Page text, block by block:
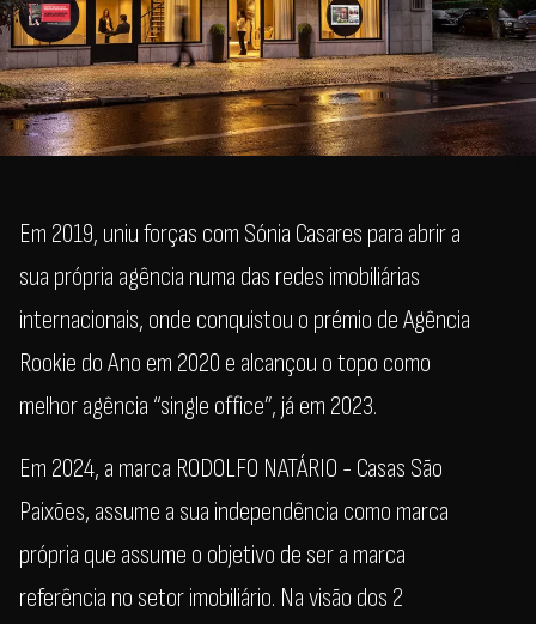
Em 2019, uniu forças com Sónia Casares para abrir a
sua própria agência numa das redes imobiliárias
internacionais, onde conquistou o prémio de Agência
Rookie do Ano em 2020 e alcançou o topo como
melhor agência “single office”, já em 2023.
Em 2024, a marca RODOLFO NATÁRIO - Casas São
Paixões, assume a sua independência como marca
própria que assume o objetivo de ser a marca
referência no setor imobiliário. Na visão dos 2